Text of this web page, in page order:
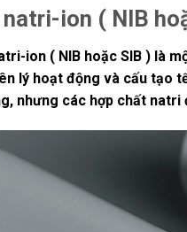
natri-ion ( NIB
ion ( NIB hoặc SIB ) là
lý hoạt động và cấu tạo
nhưng các hợp chất natri